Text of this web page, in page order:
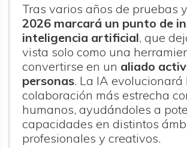
Tras varios años de pruebas
2026 marcará un punto de
inteligencia artificial, que
vista solo como una
convertirse en un aliado
personas. La IA evolucionará
colaboración más estrecha
humanos, ayudándoles a
capacidades en distintos
profesionales y creativos.